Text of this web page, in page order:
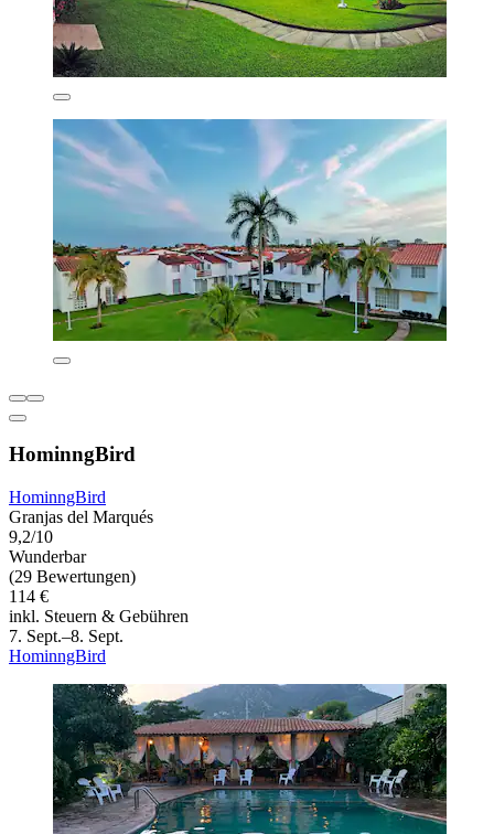
HominngBird
HominngBird
Granjas del Marqués
9,2/10
Wunderbar
(29 Bewertungen)
114 €
inkl. Steuern & Gebühren
7. Sept.–8. Sept.
HominngBird